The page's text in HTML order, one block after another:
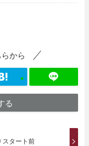
から
る
スタート前